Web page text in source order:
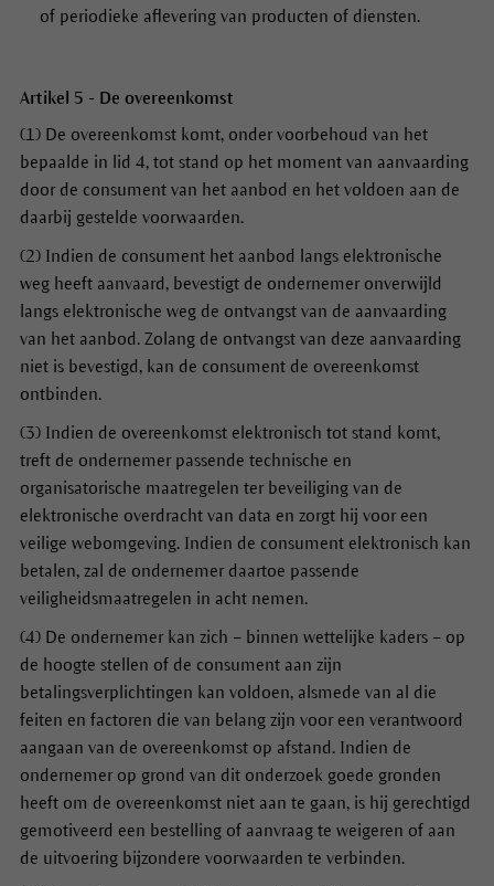
of periodieke aflevering van producten of diensten.
Artikel 5 - De overeenkomst
(1) De overeenkomst komt, onder voorbehoud van het
bepaalde in lid 4, tot stand op het moment van aanvaarding
door de consument van het aanbod en het voldoen aan de
daarbij gestelde voorwaarden.
(2) Indien de consument het aanbod langs elektronische
weg heeft aanvaard, bevestigt de ondernemer onverwijld
langs elektronische weg de ontvangst van de aanvaarding
van het aanbod. Zolang de ontvangst van deze aanvaarding
niet is bevestigd, kan de consument de overeenkomst
ontbinden.
(3) Indien de overeenkomst elektronisch tot stand komt,
treft de ondernemer passende technische en
organisatorische maatregelen ter beveiliging van de
elektronische overdracht van data en zorgt hij voor een
veilige webomgeving. Indien de consument elektronisch kan
betalen, zal de ondernemer daartoe passende
veiligheidsmaatregelen in acht nemen.
(4) De ondernemer kan zich – binnen wettelijke kaders – op
de hoogte stellen of de consument aan zijn
betalingsverplichtingen kan voldoen, alsmede van al die
feiten en factoren die van belang zijn voor een verantwoord
aangaan van de overeenkomst op afstand. Indien de
ondernemer op grond van dit onderzoek goede gronden
heeft om de overeenkomst niet aan te gaan, is hij gerechtigd
gemotiveerd een bestelling of aanvraag te weigeren of aan
de uitvoering bijzondere voorwaarden te verbinden.